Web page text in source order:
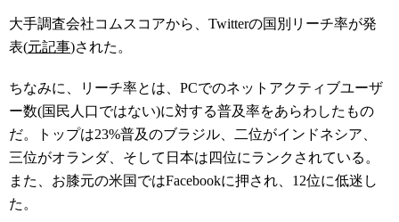
大手調査会社コムスコアから、Twitterの国別リーチ率が発
表(元記事)された。
ちなみに、リーチ率とは、PCでのネットアクティブユーザ
ー数(国民人口ではない)に対する普及率をあらわしたもの
だ。トップは23%普及のブラジル、二位がインドネシア、
三位がオランダ、そして日本は四位にランクされている。
また、お膝元の米国ではFacebookに押され、12位に低迷し
た。